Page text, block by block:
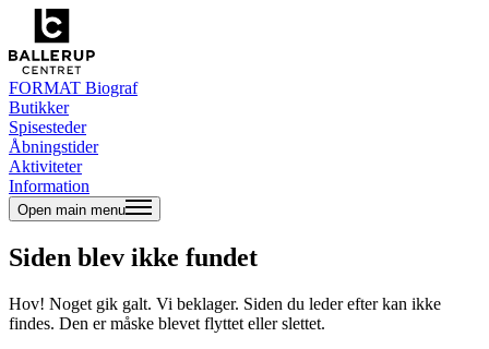
FORMAT Biograf
Butikker
Spisesteder
Åbningstider
Aktiviteter
Information
Open main menu
Siden blev ikke fundet
Hov! Noget gik galt. Vi beklager. Siden du leder efter kan ikke
findes. Den er måske blevet flyttet eller slettet.